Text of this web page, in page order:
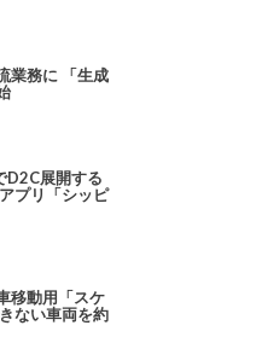
業務に 「生成
D2C展開する
プリ「シッピ
移動用「スケ
ない車両を約